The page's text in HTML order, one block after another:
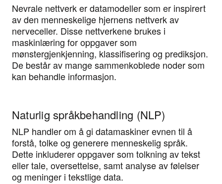
Nevrale nettverk er datamodeller som er inspirert
av den menneskelige hjernens nettverk av
nerveceller. Disse nettverkene brukes i
maskinlæring for oppgaver som
mønstergjenkjenning, klassifisering og prediksjon.
De består av mange sammenkoblede noder som
kan behandle informasjon.
Naturlig språkbehandling (NLP)
NLP handler om å gi datamaskiner evnen til å
forstå, tolke og generere menneskelig språk.
Dette inkluderer oppgaver som tolkning av tekst
eller tale, oversettelse, samt analyse av følelser
og meninger i tekstlige data.